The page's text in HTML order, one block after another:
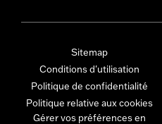
Sitemap
Conditions d'utilisation
Politique de confidentialité
Politique relative aux cookies
Gérer vos préférences en